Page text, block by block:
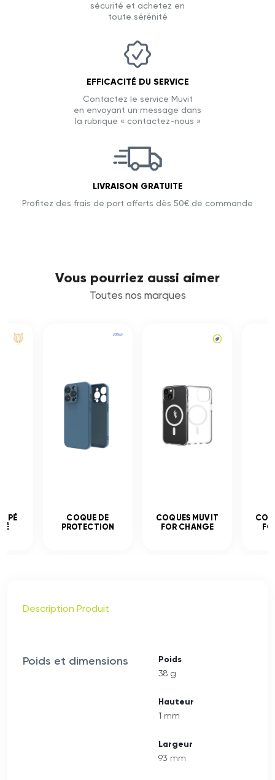
sécurité et achetez en
toute sérénité
EFFICACITÉ DU SERVICE
Contactez le service Muvit
en envoyant un message dans
la rubrique « contactez-nous »
LIVRAISON GRATUITE
Profitez des frais de port offerts dès 50€ de commande
Vous pourriez aussi aimer
Toutes nos marques
COQUE DE
PROTECTION
COQUES MUVIT
FOR CHANGE
Description Produit
Poids et dimensions Poids
38 g
Hauteur
1 mm
Largeur
93 mm